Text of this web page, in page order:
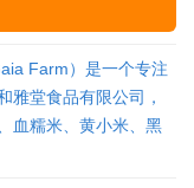
Farm）是一个专注
雅堂食品有限公司，
血糯米、黄小米、黑